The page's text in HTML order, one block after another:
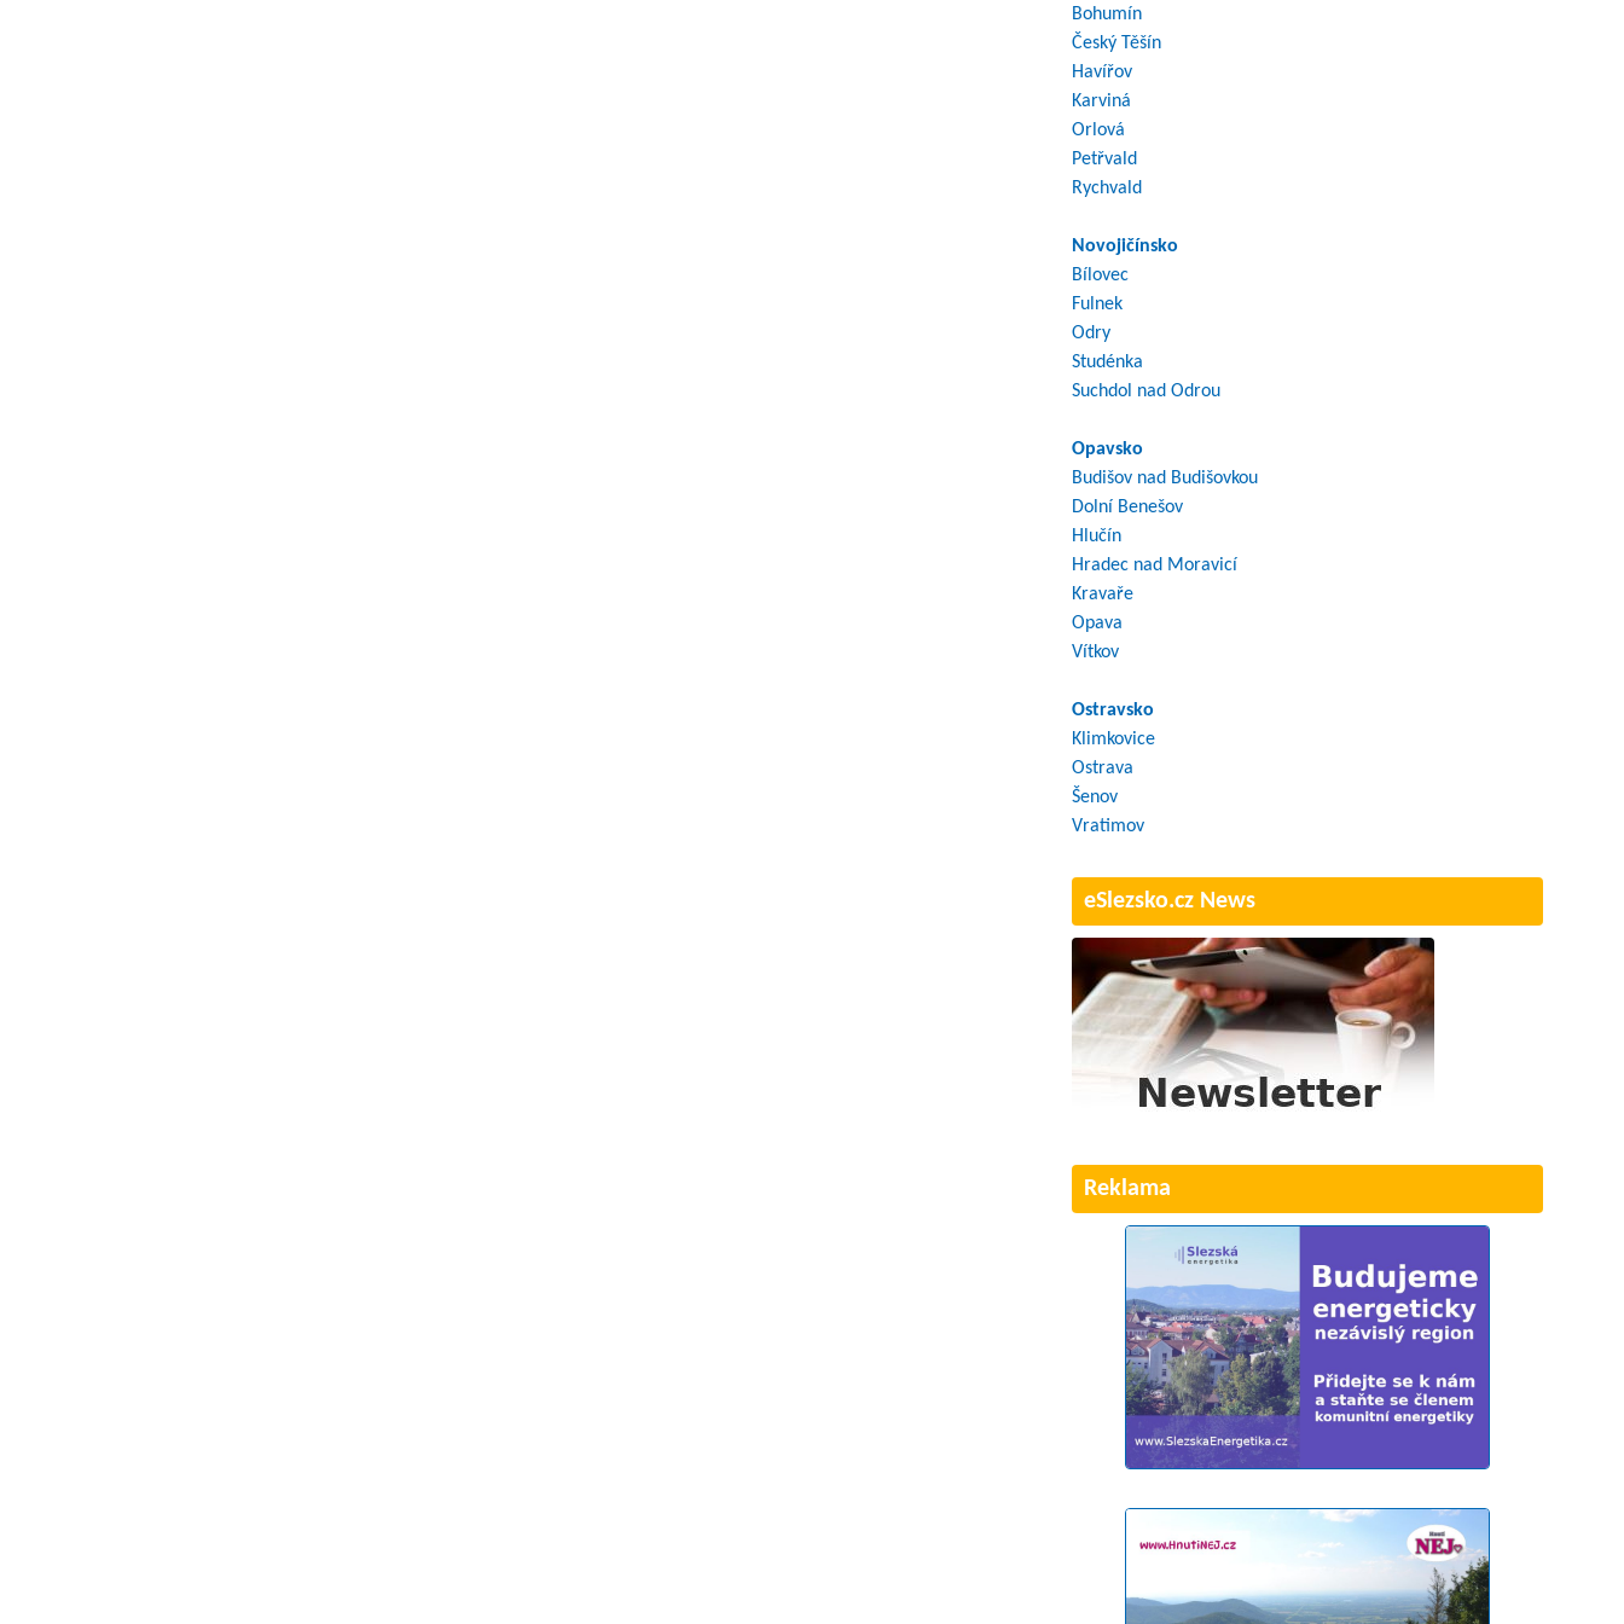
Bohumín
Český Těšín
Havířov
Karviná
Orlová
Petřvald
Rychvald
Novojičínsko
Bílovec
Fulnek
Odry
Studénka
Suchdol nad Odrou
Opavsko
Budišov nad Budišovkou
Dolní Benešov
Hlučín
Hradec nad Moravicí
Kravaře
Opava
Vítkov
Ostravsko
Klimkovice
Ostrava
Šenov
Vratimov
eSlezsko.cz News
Reklama